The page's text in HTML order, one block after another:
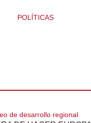
POLÍTICAS
de desarrollo regional